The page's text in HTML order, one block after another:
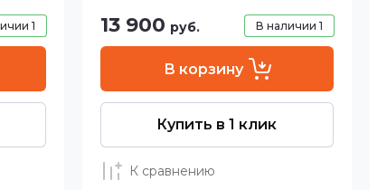
1 В наличии 1
13 900 руб.
В корзину
Купить в 1 клик
К сравнению